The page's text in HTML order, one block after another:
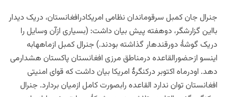
جنرال جان کمبل سرقوماندان نظامی امریکادرافغانستان، دریک دیدار
بااین گزارشگر، دوهفته پیش بیان داشت: (بسیاری ازآن وسایل را
دریک گوشۀ دورقندهار گذاشته بودند.) جنرال کمبل ازماههابه
اینسو ازحضورالقاعده درمناطق مرزی افغانستان پاکستان هشدارمی
دهد. اودرماه اکتوبر درکنگرۀ امریکا بیان داشت که قوای امنیتی
افغانستان توان ندارد القاعده رابصورت کامل ازمیان بردارد. جنرال